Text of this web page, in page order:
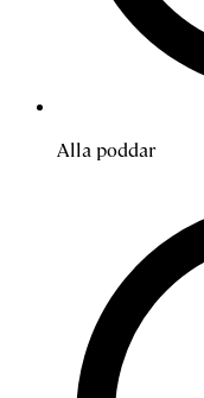
Alla poddar